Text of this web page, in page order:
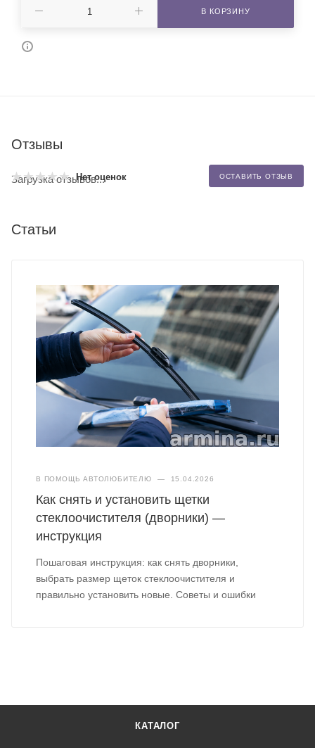
В КОРЗИНУ
Отзывы
Нет оценок ОСТАВИТЬ ОТЗЫВ
Загрузка отзывов...
Статьи
В ПОМОЩЬ АВТОЛЮБИТЕЛЮ — 15.04.2026
Как снять и установить щетки
стеклоочистителя (дворники) —
инструкция
Пошаговая инструкция: как снять дворники,
выбрать размер щеток стеклоочистителя и
правильно установить новые. Советы и ошибки
КАТАЛОГ